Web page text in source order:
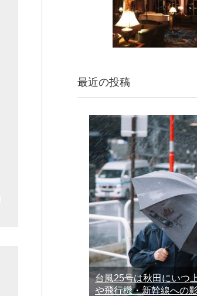
最近の投稿
台風25号は秋田にいつ
や飛行機・新幹線への